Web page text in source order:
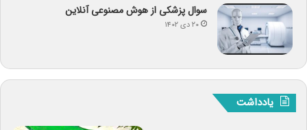
سوال پزشکی از هوش مصنوعی آنلاین
۲۰ دی ۱۴۰۲
یادداشت